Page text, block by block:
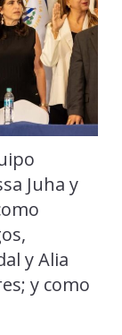
Juha y
y Alia
y como